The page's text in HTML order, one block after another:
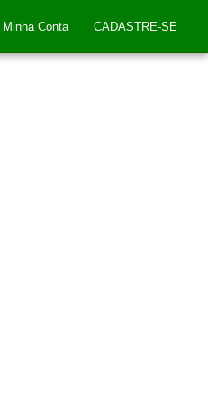
Minha Conta CADASTRE-SE